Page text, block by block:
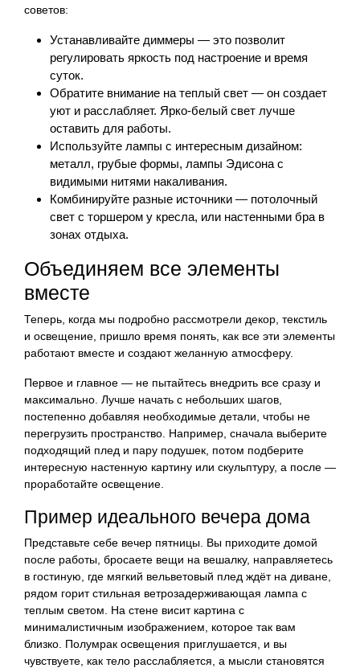
советов:
Устанавливайте диммеры — это позволит
регулировать яркость под настроение и время
суток.
Обратите внимание на теплый свет — он создает
уют и расслабляет. Ярко-белый свет лучше
оставить для работы.
Используйте лампы с интересным дизайном:
металл, грубые формы, лампы Эдисона с
видимыми нитями накаливания.
Комбинируйте разные источники — потолочный
свет с торшером у кресла, или настенными бра в
зонах отдыха.
Объединяем все элементы
вместе
Теперь, когда мы подробно рассмотрели декор, текстиль
и освещение, пришло время понять, как все эти элементы
работают вместе и создают желанную атмосферу.
Первое и главное — не пытайтесь внедрить все сразу и
максимально. Лучше начать с небольших шагов,
постепенно добавляя необходимые детали, чтобы не
перегрузить пространство. Например, сначала выберите
подходящий плед и пару подушек, потом подберите
интересную настенную картину или скульптуру, а после —
проработайте освещение.
Пример идеального вечера дома
Представьте себе вечер пятницы. Вы приходите домой
после работы, бросаете вещи на вешалку, направляетесь
в гостиную, где мягкий вельветовый плед ждёт на диване,
рядом горит стильная ветрозадерживающая лампа с
теплым светом. На стене висит картина с
минималистичным изображением, которое так вам
близко. Полумрак освещения приглушается, и вы
чувствуете, как тело расслабляется, а мысли становятся